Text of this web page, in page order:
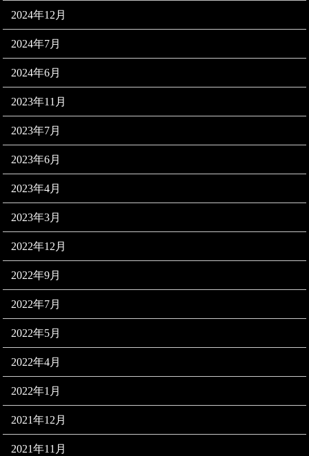
2024年12月
2024年7月
2024年6月
2023年11月
2023年7月
2023年6月
2023年4月
2023年3月
2022年12月
2022年9月
2022年7月
2022年5月
2022年4月
2022年1月
2021年12月
2021年11月